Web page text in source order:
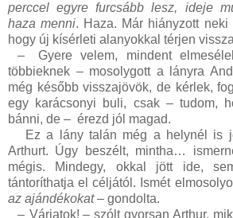
perccel egyre furcsább lesz, ideje
haza menni. Haza. Már hiányzott
hogy új kísérleti alanyokkal térjen
–
Gyere velem, mindent
többieknek – mosolygott a lányra
még később visszajövök, de kérlek,
egy karácsonyi buli, csak – tudom,
bánni, de – érezd jól magad.
Ez a lány talán még a helynél is
Arthurt. Úgy beszélt, mintha…
mégis. Mindegy, okkal jött ide,
tántoríthatja el céljától. Ismét
az ajándékokat– gondolta.
– Várjatok! – szólt gyorsan Arthur,